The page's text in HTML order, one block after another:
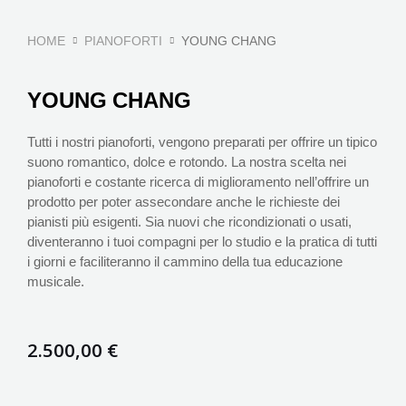
HOME PIANOFORTI YOUNG CHANG
YOUNG CHANG
Tutti i nostri pianoforti, vengono preparati per offrire un tipico
suono romantico, dolce e rotondo. La nostra scelta nei
pianoforti e costante ricerca di miglioramento nell’offrire un
prodotto per poter assecondare anche le richieste dei
pianisti più esigenti. Sia nuovi che ricondizionati o usati,
diventeranno i tuoi compagni per lo studio e la pratica di tutti
i giorni e faciliteranno il cammino della tua educazione
musicale.
2.500,00 €